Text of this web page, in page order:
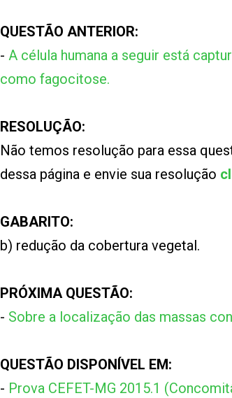
QUESTÃO ANTERIOR:
- A célula humana a seguir está
como fagocitose.
RESOLUÇÃO:
Não temos resolução para essa
dessa página e envie sua resolução
GABARITO:
b) redução da cobertura vegetal.
PRÓXIMA QUESTÃO:
- Sobre a localização das massas
QUESTÃO DISPONÍVEL EM:
- Prova CEFET-MG 2015.1